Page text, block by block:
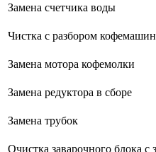
Замена счетчика воды
Чистка с разбором
Замена мотора кофемолки
Замена редуктора в сборе
Замена трубок
Очистка заварочного блока с